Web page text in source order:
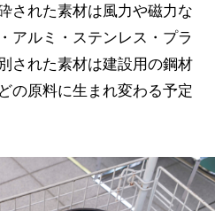
された素材は風力や磁力な
アルミ・ステンレス・プラ
された素材は建設用の鋼材
の原料に生まれ変わる予定